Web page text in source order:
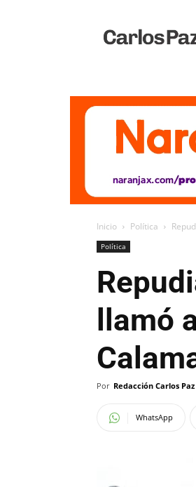
Vivo
Inicio Política
Política
llamó
Por Redacción Carlos
WhatsApp